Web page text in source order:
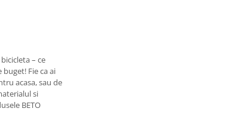
– ce
Fie ca ai
acasa, sau de
si
BETO